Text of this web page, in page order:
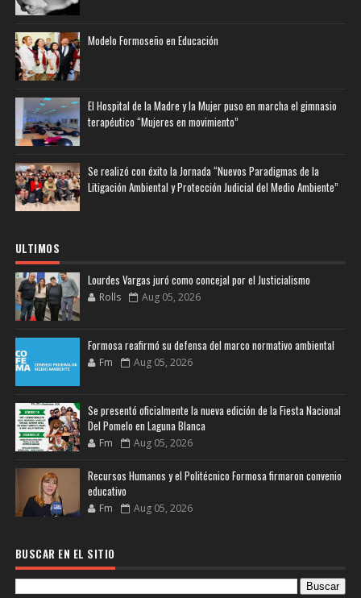
Modelo Formoseño en Educación
El Hospital de la Madre y la Mujer puso en marcha el gimnasio
terapéutico “Mujeres en movimiento”
Se realizó con éxito la Jornada “Nuevos Paradigmas de la
Litigación Ambiental y Protección Judicial del Medio Ambiente”
ULTIMOS
Lourdes Vargas juró como concejal por el Justicialismo
Rolls Aug 05, 2026
Formosa reafirmó su defensa del marco normativo ambiental
Fm Aug 05, 2026
Se presentó oficialmente la nueva edición de la Fiesta Nacional
Del Pomelo en Laguna Blanca
Fm Aug 05, 2026
Recursos Humanos y el Politécnico Formosa firmaron convenio
educativo
Fm Aug 05, 2026
BUSCAR EN EL SITIO